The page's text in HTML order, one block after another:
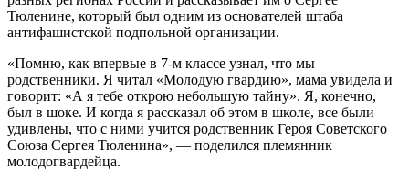
Тюленине, который был одним из основателей штаба
антифашистской подпольной организации.
«Помню, как впервые в 7-м классе узнал, что мы
родственники. Я читал «Молодую гвардию», мама увидела и
говорит: «А я тебе открою небольшую тайну». Я, конечно,
был в шоке. И когда я рассказал об этом в школе, все были
удивлены, что с ними учится родственник Героя Советского
Союза Сергея Тюленина», — поделился племянник
молодогвардейца.